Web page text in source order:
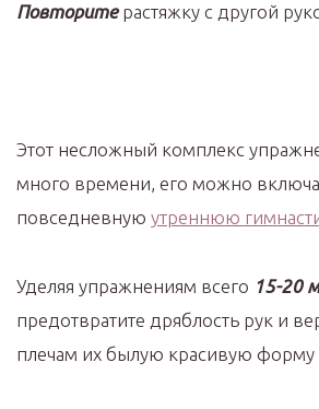
Повторитерастяжку с другой
Этот несложный комплекс
много времени, его можно
повседневную утреннюю
Уделяя упражнениям всего 15-20
предотвратите дряблость рук и
плечам их былую красивую форму